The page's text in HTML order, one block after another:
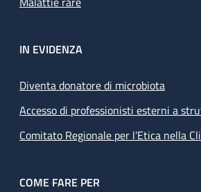
IN EVIDENZA
Diventa donatore di microbiota
Accesso di professionisti esterni a
Comitato Regionale per l’Etica nella
COME FARE PER